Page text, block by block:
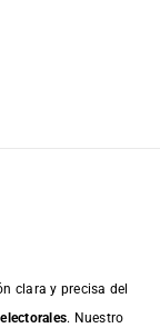
clara y precisa del
. Nuestro